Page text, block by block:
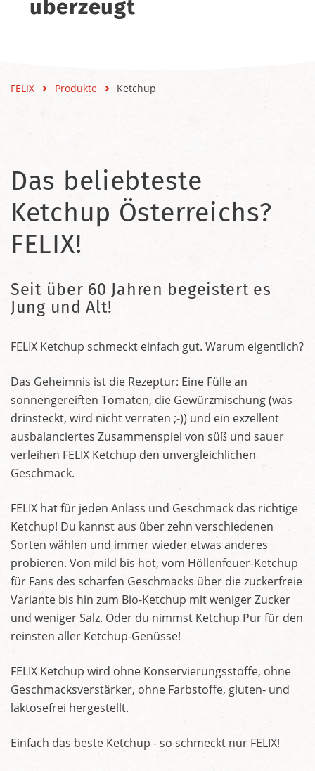
überzeugt
FELIX Produkte Ketchup
Das beliebteste
Ketchup Österreichs?
FELIX!
Seit über 60 Jahren begeistert es
Jung und Alt!
FELIX Ketchup schmeckt einfach gut. Warum eigentlich?
Das Geheimnis ist die Rezeptur: Eine Fülle an
sonnengereiften Tomaten, die Gewürzmischung (was
drinsteckt, wird nicht verraten ;-)) und ein exzellent
ausbalanciertes Zusammenspiel von süß und sauer
verleihen FELIX Ketchup den unvergleichlichen
Geschmack.
FELIX hat für jeden Anlass und Geschmack das richtige
Ketchup! Du kannst aus über zehn verschiedenen
Sorten wählen und immer wieder etwas anderes
probieren. Von mild bis hot, vom Höllenfeuer-Ketchup
für Fans des scharfen Geschmacks über die zuckerfreie
Variante bis hin zum Bio-Ketchup mit weniger Zucker
und weniger Salz. Oder du nimmst Ketchup Pur für den
reinsten aller Ketchup-Genüsse!
FELIX Ketchup wird ohne Konservierungsstoffe, ohne
Geschmacksverstärker, ohne Farbstoffe, gluten- und
laktosefrei hergestellt.
Einfach das beste Ketchup - so schmeckt nur FELIX!